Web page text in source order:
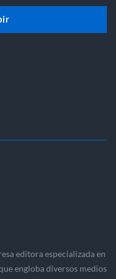
editora especializada en
engloba diversos medios